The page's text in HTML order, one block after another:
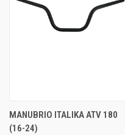
MANUBRIO ITALIKA ATV 180
(16-24)